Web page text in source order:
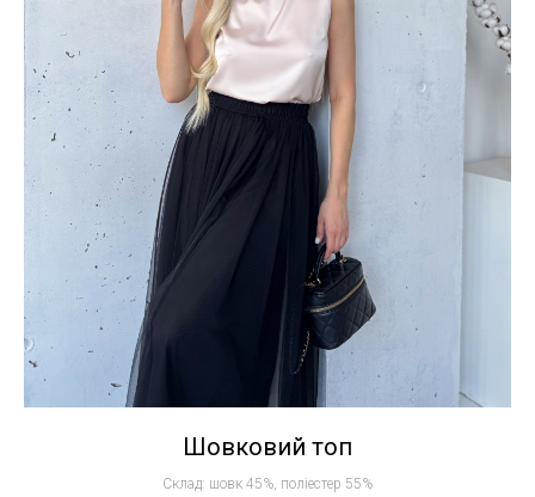
Шовковий топ
Склад: шовк 45%, поліестер 55%